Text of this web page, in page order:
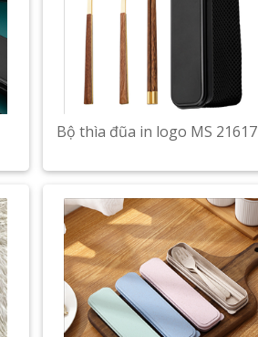
Bộ thìa đũa in logo MS 21617